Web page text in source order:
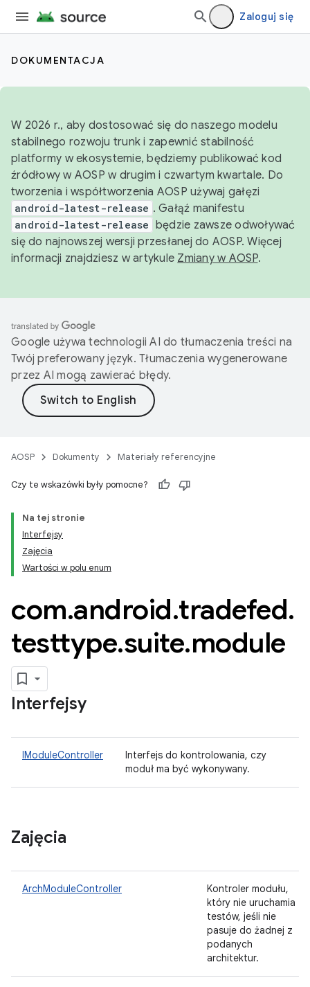
Zaloguj się
DOKUMENTACJA
W 2026 r., aby dostosować się do naszego modelu
stabilnego rozwoju trunk i zapewnić stabilność
platformy w ekosystemie, będziemy publikować kod
źródłowy w AOSP w drugim i czwartym kwartale. Do
tworzenia i współtworzenia AOSP używaj gałęzi
android-latest-release . Gałąź manifestu
android-latest-release będzie zawsze odwoływać
się do najnowszej wersji przesłanej do AOSP. Więcej
informacji znajdziesz w artykule Zmiany w AOSP.
Google używa technologii AI do tłumaczenia treści na
Twój preferowany język. Tłumaczenia wygenerowane
przez AI mogą zawierać błędy.
AOSP Dokumenty Materiały referencyjne
Czy te wskazówki były pomocne?
Na tej stronie
Interfejsy
Zajęcia
Wartości w polu enum
com.android.tradefed.
testtype.suite.module
Interfejsy
IModuleController
Interfejs do kontrolowania, czy
moduł ma być wykonywany.
Zajęcia
ArchModuleController
Kontroler modułu,
który nie uruchamia
testów, jeśli nie
pasuje do żadnej z
podanych
architektur.